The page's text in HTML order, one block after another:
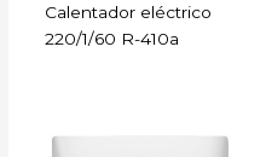
Calentador eléctrico
220/1/60 R-410a